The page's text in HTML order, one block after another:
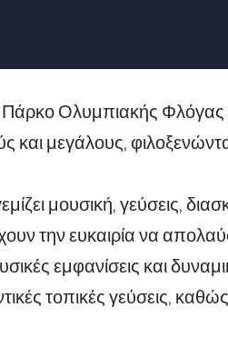
Πάρκο Ολυμπιακής
και μεγάλους,
μουσική, γεύσεις,
την ευκαιρία να
εμφανίσεις και
τοπικές γεύσεις, καθώς